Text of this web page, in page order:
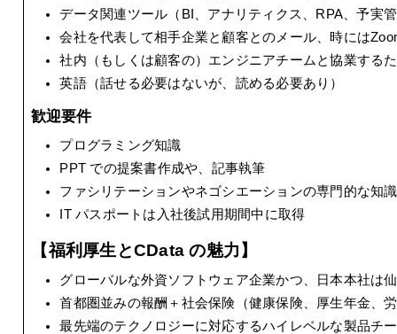
データ関連ツール（BI、アナリティクス、RPA、予実
会社を代表して相手企業と顧客とのメール、時には
社内（もしくは顧客の）エンジニアチームと協業する
英語（話せる必要はないが、読める必要あり）
歓迎要件
プログラミング知識
PPT での提案書作成や、記事執筆
ファシリテーションやネゴシエーションの専門的な知識
IT パスポートは入社後試用期間中に取得
【福利厚生とCData の魅力】
グローバルな外資ソフトウェア企業かつ、日本本社は
首都圏並みの報酬＋社会保険（健康保険、厚生年金、
最先端のテクノロジーに対応するハイレベルな製品チ